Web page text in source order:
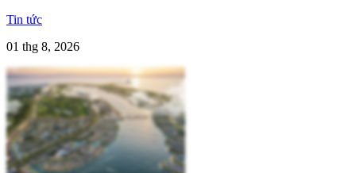
Tin tức
01 thg 8, 2026